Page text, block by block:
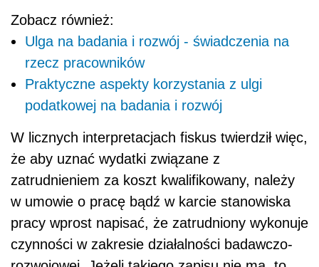
Zobacz również:
Ulga na badania i rozwój - świadczenia na
rzecz pracowników
Praktyczne aspekty korzystania z ulgi
podatkowej na badania i rozwój
W licznych interpretacjach fiskus twierdził więc,
że aby uznać wydatki związane z
zatrudnieniem za koszt kwalifikowany, należy
w umowie o pracę bądź w karcie stanowiska
pracy wprost napisać, że zatrudniony wykonuje
czynności w zakresie działalności badawczo-